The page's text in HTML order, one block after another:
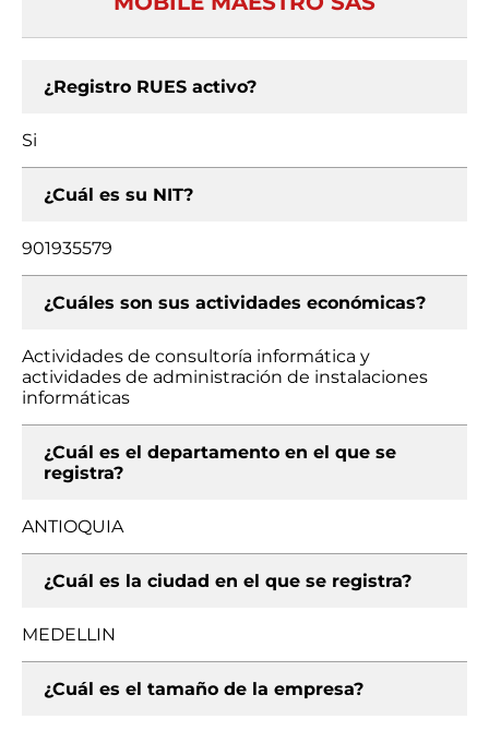
¿Registro RUES activo?
Si
¿Cuál es su NIT?
901935579
¿Cuáles son sus actividades económicas?
Actividades de consultoría informática y
actividades de administración de instalaciones
informáticas
¿Cuál es el departamento en el que se
registra?
ANTIOQUIA
¿Cuál es la ciudad en el que se registra?
MEDELLIN
¿Cuál es el tamaño de la empresa?